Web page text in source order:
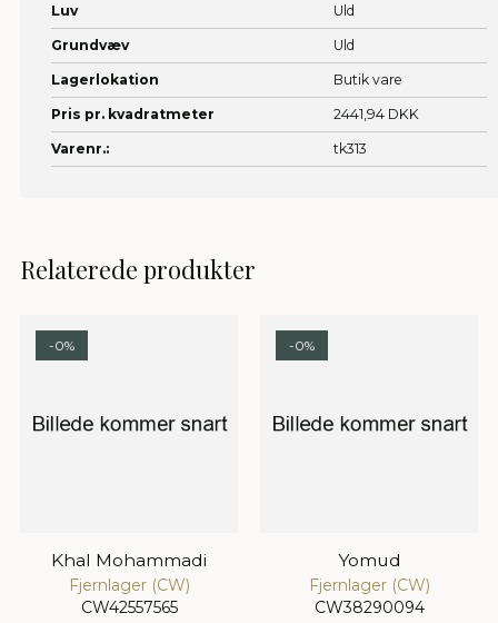
Luv Uld
Grundvæv Uld
Lagerlokation Butik vare
Pris pr. kvadratmeter 2441,94 DKK
Varenr.: tk313
Relaterede produkter
-0%
Khal Mohammadi
Fjernlager (CW)
CW42557565
-0%
Yomud
Fjernlager (CW)
CW38290094